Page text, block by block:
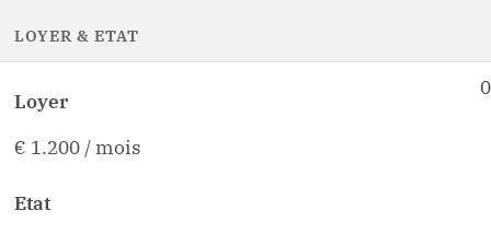
LOYER & ETAT
Loyer
€ 1.200/ mois
0
Etat